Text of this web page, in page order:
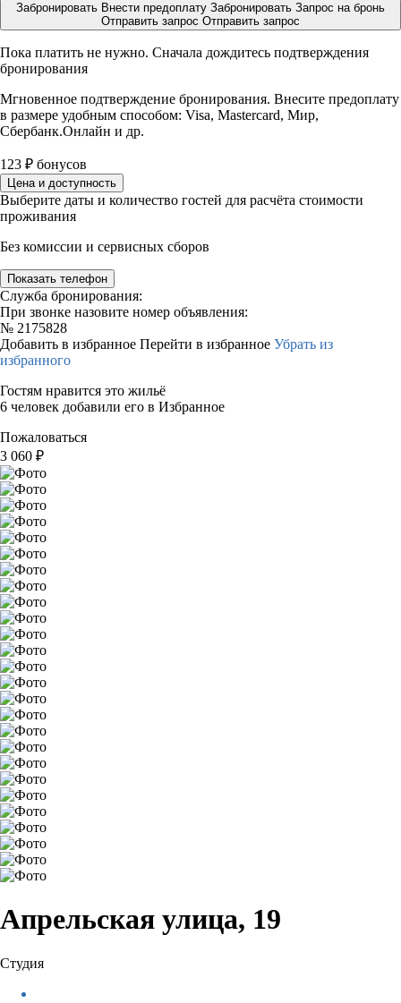
Забронировать Внести предоплату Забронировать Запрос на бронь
Отправить запрос Отправить запрос
Пока платить не нужно. Сначала дождитесь подтверждения
бронирования
Мгновенное подтверждение бронирования. Внесите предоплату
в размере удобным способом: Visa, Mastercard, Мир,
Сбербанк.Онлайн и др.
123 ₽ бонусов
Цена и доступность
Выберите даты и количество гостей для расчёта стоимости
проживания
Без комиссии и сервисных сборов
Показать телефон
Служба бронирования:
При звонке назовите номер объявления:
№ 2175828
Добавить в избранное Перейти в избранное Убрать из
избранного
Гостям нравится это жильё
6 человек добавили его в Избранное
Пожаловаться
3 060 ₽
Апрельская улица, 19
Студия